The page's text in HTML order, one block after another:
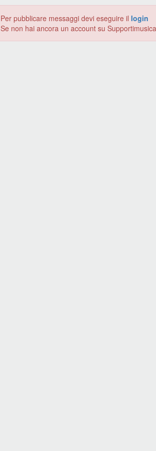
Per pubblicare messaggi devi eseguire il login
Se non hai ancora un account su